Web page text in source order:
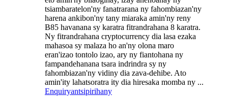
tsiambaratelon'ny fanatrarana ny fahombiazan'ny
harena ankibon'ny tany miaraka amin'ny reny
B85 havanana sy karatra fitrandrahana 8 karatra.
Ny fitrandrahana cryptocurrency dia lasa ezaka
mahasoa sy malaza ho an'ny olona maro
eran'izao tontolo izao, ary ny fiantohana ny
fampandehanana tsara indrindra sy ny
fahombiazan'ny vidiny dia zava-dehibe. Ato
amin'ity lahatsoratra ity dia hiresaka momba ny ...
Enquiryantsipirihany